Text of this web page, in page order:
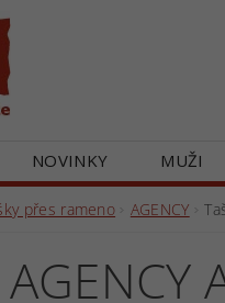
NOVINKY MUŽI
přes rameno AGENCY